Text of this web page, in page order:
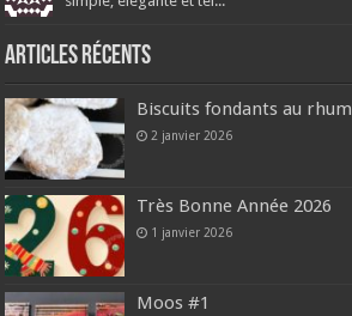
Articles récents
Biscuits fondants au rhum
2 janvier 2026
Très Bonne Année 2026
1 janvier 2026
Moos #1